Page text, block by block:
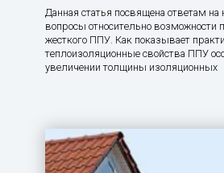
Данная статья посвящена ответам на
вопросы относительно возможности
жесткого ППУ. Как показывает
теплоизоляционные свойства ППУ
увеличении толщины изоляционных